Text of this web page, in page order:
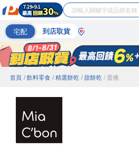
宅配 到店取貨
首頁 / 飲料零食 / 精選餅乾 / 甜餅乾 / 蛋捲